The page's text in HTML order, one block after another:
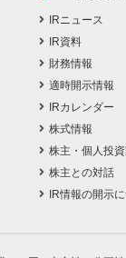
IRニュース
IR資料
財務情報
適時開示情報
IRカレンダー
株式情報
株主・個人投
株主との対話
IR情報の開示